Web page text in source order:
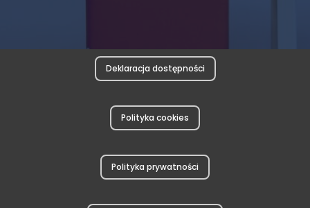
Deklaracja dostępności
Polityka cookies
Polityka prywatności